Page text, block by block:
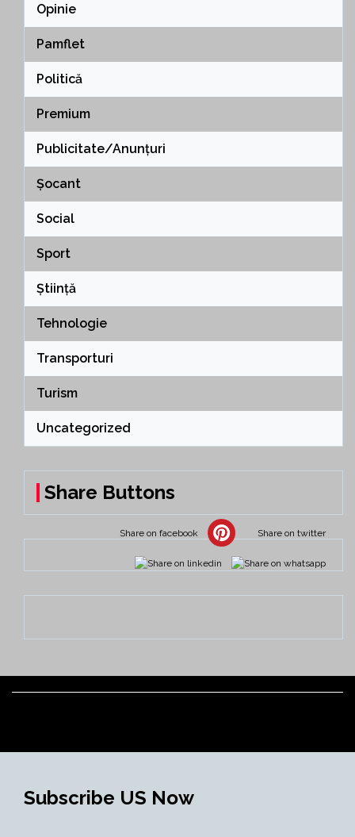
Opinie
Pamflet
Politică
Premium
Publicitate/Anunțuri
Șocant
Social
Sport
Știință
Tehnologie
Transporturi
Turism
Uncategorized
Share Buttons
Subscribe US Now